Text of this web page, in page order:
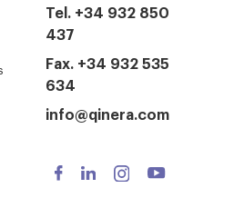
Tel. +34 932 850
437
Fax. +34 932 535
634
info@qinera.com